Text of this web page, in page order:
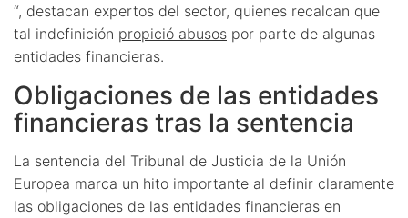
“, destacan expertos del sector, quienes recalcan que
tal indefinición propició abusos por parte de algunas
entidades financieras.
Obligaciones de las entidades
financieras tras la sentencia
La sentencia del Tribunal de Justicia de la Unión
Europea marca un hito importante al definir claramente
las obligaciones de las entidades financieras en